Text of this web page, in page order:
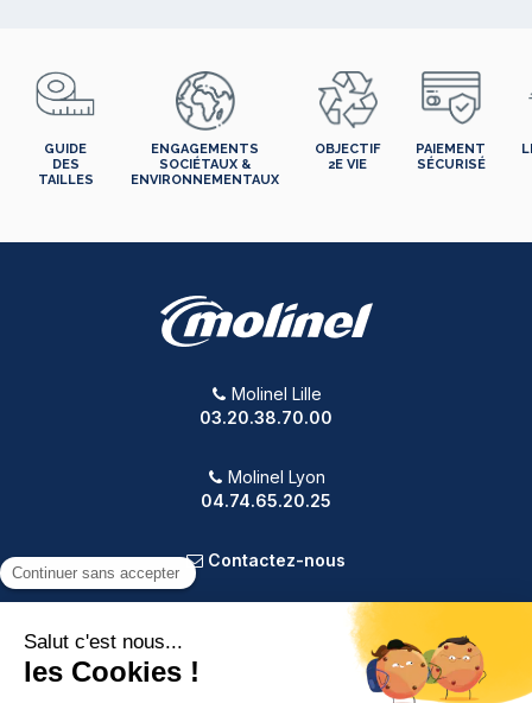
GUIDE
DES
TAILLES
ENGAGEMENTS
SOCIÉTAUX &
ENVIRONNEMENTAUX
OBJECTIF
2E VIE
PAIEMENT
SÉCURISÉ
Molinel Lille
03.20.38.70.00
Molinel Lyon
04.74.65.20.25
Contactez-nous
PRODUITS